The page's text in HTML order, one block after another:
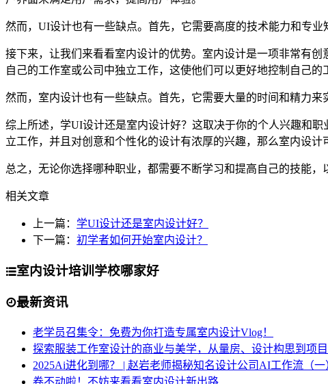
然而，UI设计也有一些缺点。首先，它需要高度的技术能力和专
接下来，让我们来看看室内设计的优势。室内设计是一项非常有
自己的工作室或公司中独立工作，这使他们可以更好地控制自己的
然而，室内设计也有一些缺点。首先，它需要大量的时间和精力
综上所述，学UI设计还是室内设计好？这取决于你的个人兴趣和
立工作，并且对创意和个性化的设计有浓厚的兴趣，那么室内设计
总之，无论你选择哪种职业，都需要不断学习和提高自己的技能
相关文章
上一篇： 学UI设计还是室内设计好？
下一篇： 初学者如何开始室内设计？
室内设计培训学校哪家好
最新资讯
老学员召集令：免费为你打造专属室内设计Vlog！
探索服装工作室设计的商业与美学，从量房、设计构思到项
2025Ai进化到哪？ | 赵岩老师揭秘知名设计公司AI工作流（一
卷不动啦！不妨来看看室内设计新出路